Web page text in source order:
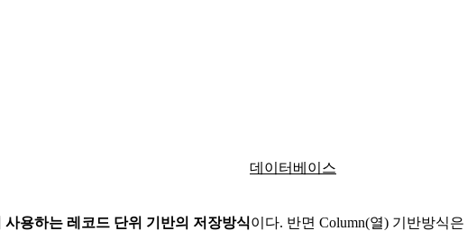
데이터베이스
용하는 레코드 단위 기반의 저장방식이다. 반면 Column(열) 기반방식은